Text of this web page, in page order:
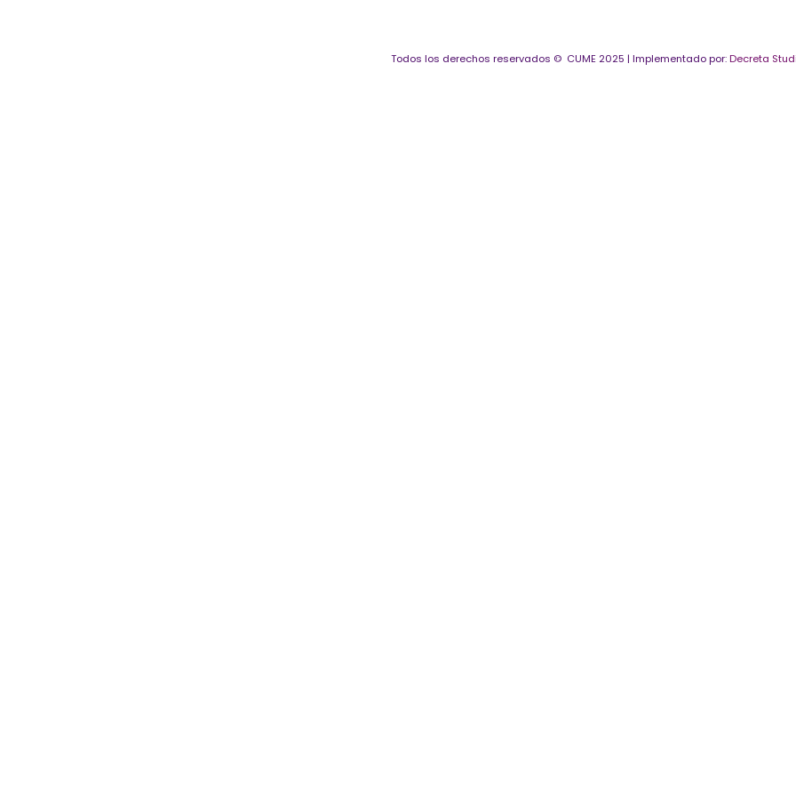
Todos los derechos reservados © CUME 2025 | Implementado por:Decreta